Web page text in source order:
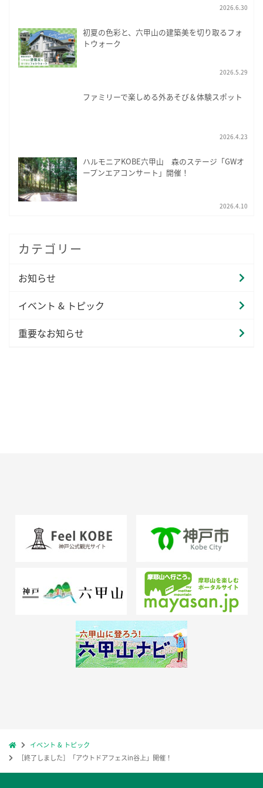
2026.6.30
初夏の色彩と、六甲山の建築美を切り取るフォ
トウォーク
2026.5.29
ファミリーで楽しめる外あそび＆体験スポット
2026.4.23
ハルモニアKOBE六甲山 森のステージ「GWオ
ープンエアコンサート」開催！
2026.4.10
カテゴリー
お知らせ
イベント & トピック
重要なお知らせ
イベント & トピック
［終了しました］「アウトドアフェスin谷上」開催！